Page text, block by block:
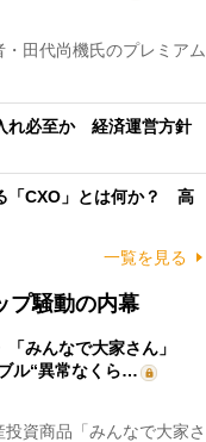
田代尚機氏のプレミアム
れ必至か 経済運営方針
「CXO」とは何か？ 高
一覧を見る
プ騒動の内幕
「みんなで大家さん」
ル“異常なくら…
資商品「みんなで大家さ